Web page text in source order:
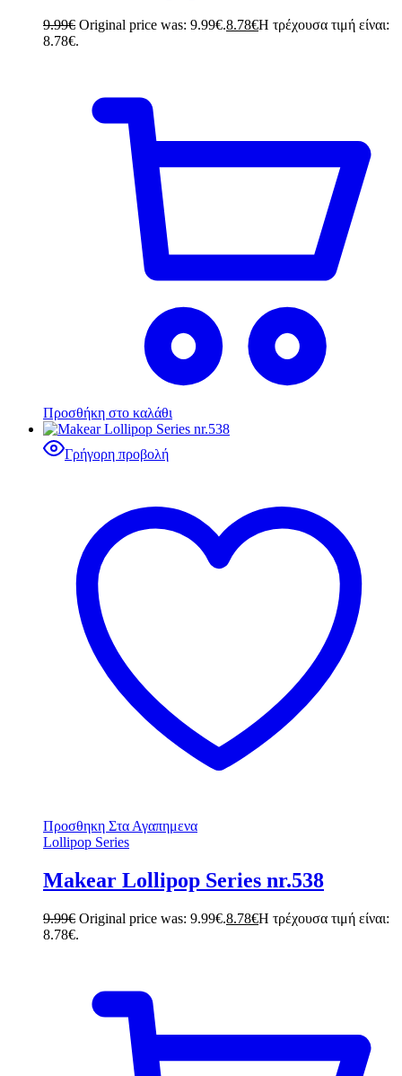
9.99€ Original price was: 9.99€.8.78€Η τρέχουσα τιμή είναι:
8.78€.
Προσθήκη στο καλάθι
Γρήγορη προβολή
Προσθηκη Στα Αγαπημενα
Lollipop Series
Makear Lollipop Series nr.538
9.99€ Original price was: 9.99€.8.78€Η τρέχουσα τιμή είναι:
8.78€.